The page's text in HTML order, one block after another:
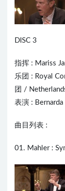
DISC 3
指挥 : Mariss
乐团 : Royal
团 /
表演 :
曲目列表 :
01. Mahler :